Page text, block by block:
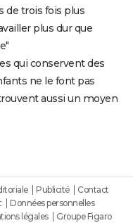
de trois fois plus
plus dur que
qui conservent des
ne le font pas
aussi un moyen
Publicité
Contact
Données personnelles
légales Groupe Figaro